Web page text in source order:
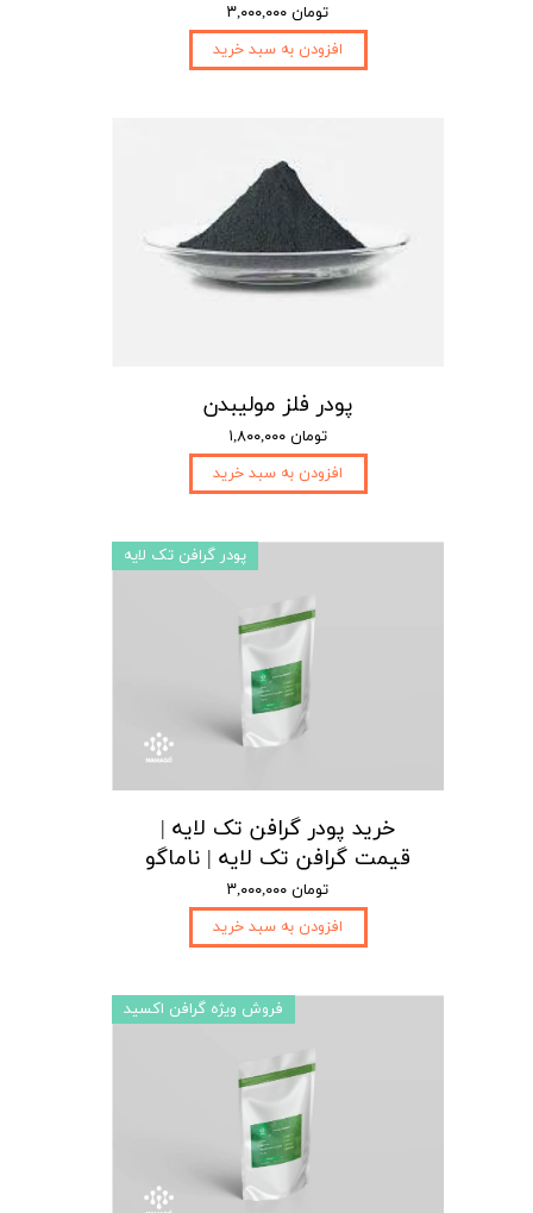
۳,۰۰۰,۰۰۰ تومان
افزودن به سبد خرید
پودر فلز مولیبدن
۱,۸۰۰,۰۰۰ تومان
افزودن به سبد خرید
خرید پودر گرافن تک لایه |
قیمت گرافن تک لایه | ناماگو
۳,۰۰۰,۰۰۰ تومان
افزودن به سبد خرید
پودر گرافن تک لایه
فروش ویژه گرافن اکسید